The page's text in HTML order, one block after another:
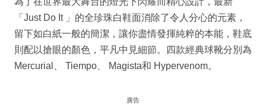
「Just Do It 」的全珍珠白鞋面消除了令人分心的元素，
留下如白紙一般的簡潔，讓你盡情發揮純粹的本能，鞋底
則配以搶眼的顏色，平凡中見細節。四款經典球靴分別為
Mercurial、 Tiempo、 Magista和 Hypervenom。
廣告